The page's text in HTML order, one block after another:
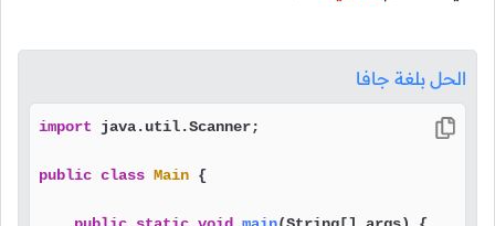
الحل بلغة جافا
import java.util.Scanner;
public class Main {